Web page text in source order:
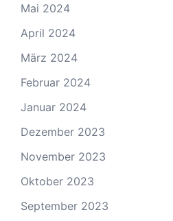
Mai 2024
April 2024
März 2024
Februar 2024
Januar 2024
Dezember 2023
November 2023
Oktober 2023
September 2023